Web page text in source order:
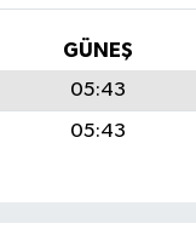
GÜNEŞ
05:43
05:43